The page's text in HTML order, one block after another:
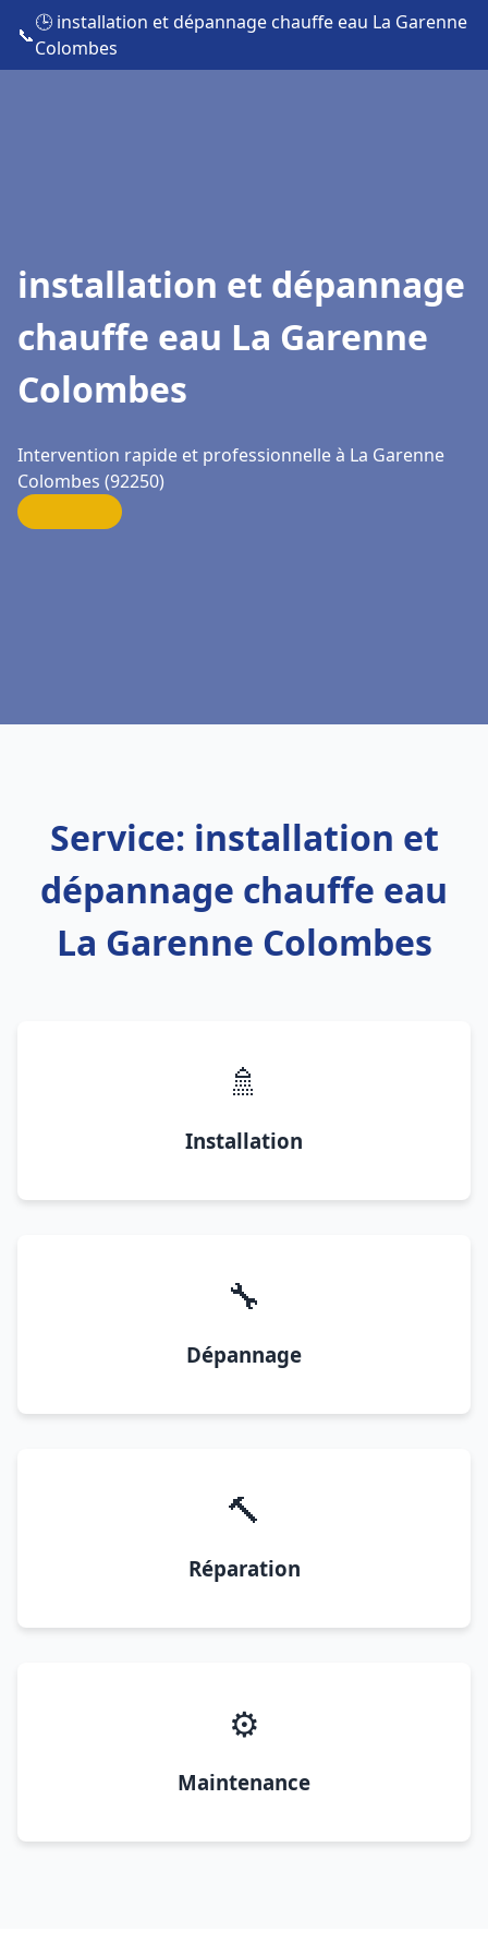
📞
🕒 installation et dépannage chauffe eau La Garenne
Colombes
installation et dépannage
chauffe eau La Garenne
Colombes
Intervention rapide et professionnelle à La Garenne
Colombes (92250)
Service: installation et
dépannage chauffe eau
La Garenne Colombes
🚿
Installation
🔧
Dépannage
🔨
Réparation
⚙️
Maintenance